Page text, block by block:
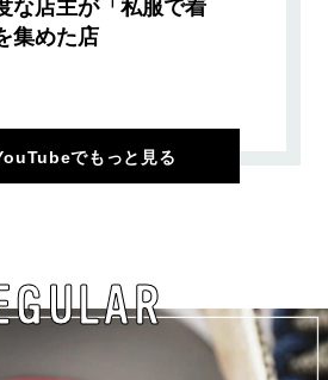
な店主が「私服で着
集めた店
でもっと見る